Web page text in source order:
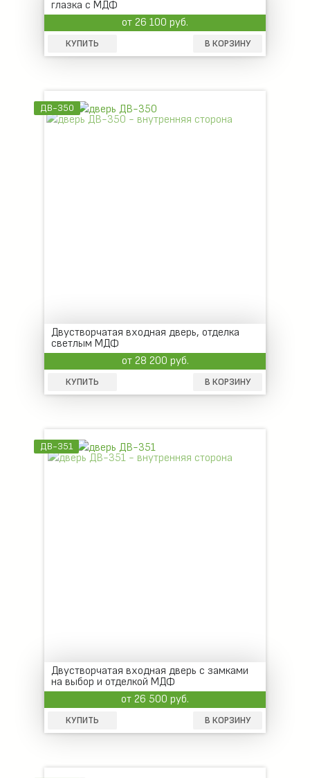
глазка с МДФ
от 26 100 руб.
КУПИТЬ В КОРЗИНУ
ДВ-350
Двустворчатая входная дверь, отделка
светлым МДФ
от 28 200 руб.
КУПИТЬ В КОРЗИНУ
ДВ-351
Двустворчатая входная дверь с замками
на выбор и отделкой МДФ
от 26 500 руб.
КУПИТЬ В КОРЗИНУ